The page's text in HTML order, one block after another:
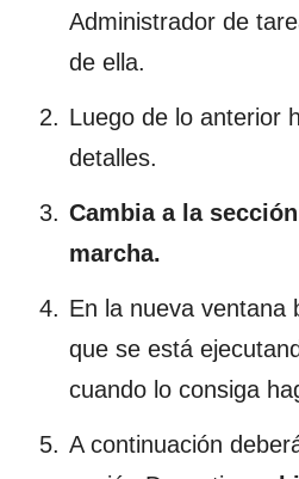
Administrador de
de ella.
Luego de lo anterior
detalles.
Cambia a la
marcha.
En la nueva ventana
que se está
cuando lo consiga
A continuación